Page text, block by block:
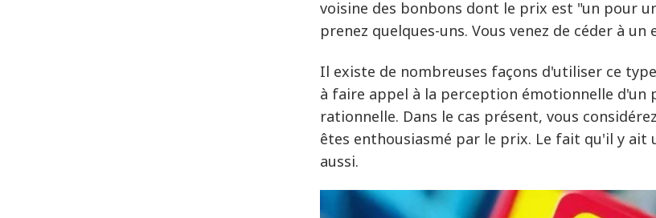
voisine des bonbons dont le prix est "un pour
prenez quelques-uns. Vous venez de céder à
Il existe de nombreuses façons d'utiliser ce
à faire appel à la perception émotionnelle
rationnelle. Dans le cas présent, vous
êtes enthousiasmé par le prix. Le fait qu'il y
aussi.